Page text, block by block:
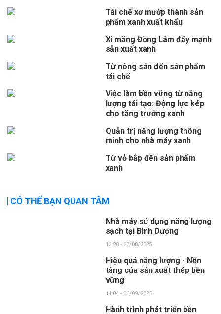
Tái chế xơ mướp thành sản
phẩm xanh xuất khẩu
Xi măng Đồng Lâm đẩy mạnh
sản xuất xanh
Từ nông sản đến sản phẩm
tái chế
Việc làm bền vững từ năng
lượng tái tạo: Động lực kép
cho tăng trưởng xanh
Quản trị năng lượng thông
minh cho nhà máy xanh
Từ vỏ bắp đến sản phẩm
xanh
CÓ THỂ BẠN QUAN TÂM
Nhà máy sử dụng năng lượng
sạch tại Bình Dương
13:28 - 27/08/2025
Hiệu quả năng lượng - Nền
tảng của sản xuất thép bền
vững
14:04 - 06/09/2025
Hành trình phát triển bền